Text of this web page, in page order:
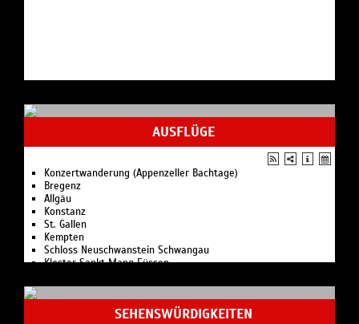
AUSFLÜGE
Konzertwanderung (Appenzeller Bachtage)
Bregenz
Allgäu
Konstanz
St. Gallen
Kempten
Schloss Neuschwanstein Schwangau
Kloster Sankt Mang Füssen
Kloster & Schloss Salem
Karrenseilbahn
SEHENSWÜRDIGKEITEN